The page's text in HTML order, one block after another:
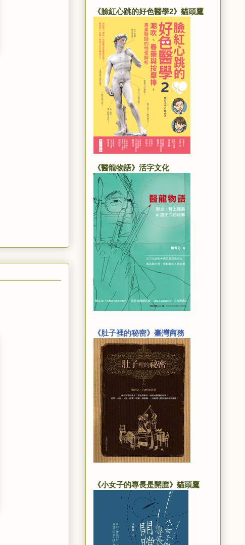
《臉紅心跳的好色醫學2》貓頭鷹
《醫龍物語》活字文化
《肚子裡的秘密》臺灣商務
《小女子的專長是開膛》貓頭鷹